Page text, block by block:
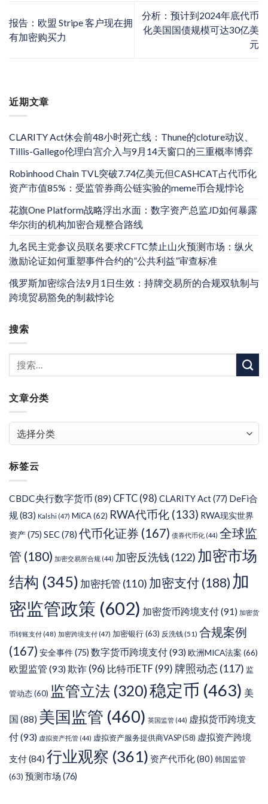
近期文章
CLARITY Act休会前48小时死亡线：Thune的cloture动议、
Tillis-Gallego伦理白宫介入与9月14天窗口的三重概率博弈
Robinhood Chain TVL突破7.74亿美元但CASHCAT占代币化
资产市值85%：受监管券商公链实验的meme币合规悖论
花旗One Platform战略浮出水面：数字资产总监JD如何暴露
华尔街的机构加密合规整合路线
九名民主党参议员联名要求CFTC禁止山火预测市场：纵火
激励论证如何重塑事件合约的”公共利益”审查标准
俄罗斯加密综合法9月1日生效：持牌交易所的合规双轨制与
跨境贸易豁免的制裁悖论
搜索
文章分类
类
标签云
CBDC央行数字货币 (89) CFTC (98) CLARITY Act(77) DeFi合
规(83) Kalshi (47) MiCA(62) RWA代币化 (133) RWA现实世界
资产(75) SEC(78) 代币化证券 (167) 债券代币化 (44) 全球监
管 (180) 加密交易所合规 (44) 加密反洗钱 (122) 加密市场
结构 (345) 加密托管 (110) 加密支付 (188) 加
密监管政策 (602) 加密货币跨境支付(91) 加密货
币转账支付 (48) 加密跨境支付 (47) 加密银行(63) 反洗钱(51) 合规案例
(167) 安全事件(75) 数字货币跨境支付(93)欧洲MICA法案 (66)
欧盟监管 (93)欺诈 (96) 比特币ETF (99) 牌照动态 (117) 监
管动态(60) 监管立法 (320)稳定币 (463) 美
国 (88) 美国监管 (460) 英国监管 (44) 虚拟货币跨境支
付(93) 虚拟资产托管 (44) 虚拟资产服务提供商VASP(58) 虚拟资产跨境
支付(84) 行业观察 (361) 资产代币化(80) 韩国监管
(63) 预测市场 (76)
报告：欧盟 Stripe 客户现在拥
有加密购买力
分析：预计到2024年底代币
化美国国债规模可达30亿美
元